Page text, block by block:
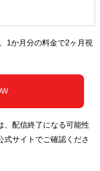
1か月分の料金で2ヶ月視
配信終了になる可能性
式サイトでご確認くださ